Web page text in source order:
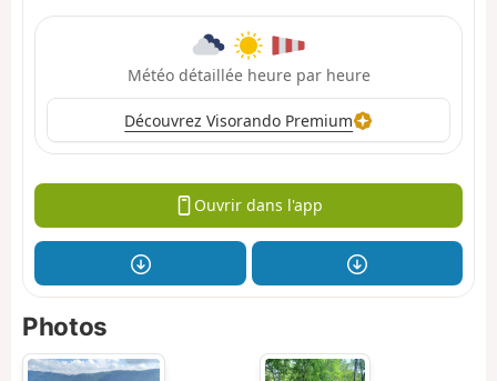
Météo détaillée heure par heure
Découvrez Visorando Premium
Ouvrir dans l'app
Photos